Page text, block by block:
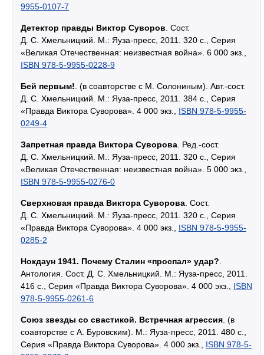
9955-0107-7
Детектор правды Виктор Суворов . Сост.
Д. С. Хмельницкий. М.: Яуза-пресс, 2011. 320 с., Серия
«Великая Отечественная: неизвестная война». 6 000 экз.,
ISBN 978-5-9955-0228-9
Бей первым! . (в соавторстве с М. Солониным). Авт.-сост.
Д. С. Хмельницкий. М.: Яуза-пресс, 2011. 384 с., Серия
«Правда Виктора Суворова». 4 000 экз., ISBN 978-5-9955-
0249-4
Запретная правда Виктора Суворова . Ред.-сост.
Д. С. Хмельницкий. М.: Яуза-пресс, 2011. 320 с., Серия
«Великая Отечественная: неизвестная война». 5 000 экз.,
ISBN 978-5-9955-0276-0
Сверхновая правда Виктора Суворова . Сост.
Д. С. Хмельницкий. М.: Яуза-пресс, 2011. 320 с., Серия
«Правда Виктора Суворова». 4 000 экз., ISBN 978-5-9955-
0285-2
Нокдаун 1941. Почему Сталин «проспал» удар?
Антология. Сост. Д. С. Хмельницкий. М.: Яуза-пресс, 2011.
416 с., Серия «Правда Виктора Суворова». 4 000 экз., ISBN
978-5-9955-0261-6
Союз звезды со свастикой. Встречная агрессия . (в
соавторстве с А. Буровским). М.: Яуза-пресс, 2011. 480 с.,
Серия «Правда Виктора Суворова». 4 000 экз., ISBN 978-5-